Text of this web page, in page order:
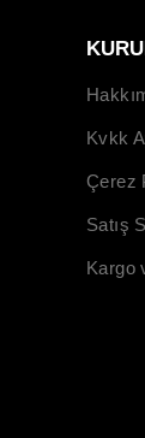
Kvkk
Çerez
Satış
Kargo